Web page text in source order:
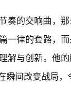
奏的交响曲，
一律的套路，
解与创新。他
间改变战局，